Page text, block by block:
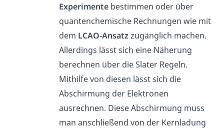
Experimentebestimmen oder über
quantenchemische Rechnungen wie mit
dem LCAO-Ansatzzugänglich machen.
Allerdings lässt sich eine Näherung
berechnen über die Slater Regeln.
Mithilfe von diesen lässt sich die
Abschirmung der Elektronen
ausrechnen. Diese Abschirmung muss
man anschließend von der Kernladung